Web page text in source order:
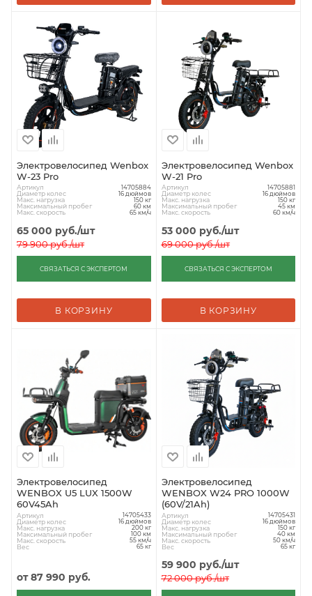
Электровелосипед Wenbox
W-23 Pro
Артикул 14705884
Диаметр колес 16 дюймов
Макс. нагрузка 150 кг
Максимальный пробег 60 км
Макс. скорость 65 км/ч
65 000 руб./шт
79 900руб./шт
СВЯЗАТЬСЯ С ЭКСПЕРТОМ
В КОРЗИНУ
Электровелосипед Wenbox
W-21 Pro
Артикул 14705881
Диаметр колес 16 дюймов
Макс. нагрузка 150 кг
Максимальный пробег 45 км
Макс. скорость 60 км/ч
53 000 руб./шт
69 000руб./шт
СВЯЗАТЬСЯ С ЭКСПЕРТОМ
В КОРЗИНУ
Электровелосипед
WENBOX U5 LUX 1500W
60V45Ah
Артикул 14705433
Диаметр колес 16 дюймов
Макс. нагрузка 200 кг
Максимальный пробег 100 км
Макс. скорость 55 км/ч
Вес 65 кг
от87 990 руб.
Электровелосипед
WENBOX W24 PRO 1000W
(60V/21Ah)
Артикул 14705431
Диаметр колес 16 дюймов
Макс. нагрузка 150 кг
Максимальный пробег 40 км
Макс. скорость 50 км/ч
Вес 65 кг
59 900 руб./шт
72 000руб./шт